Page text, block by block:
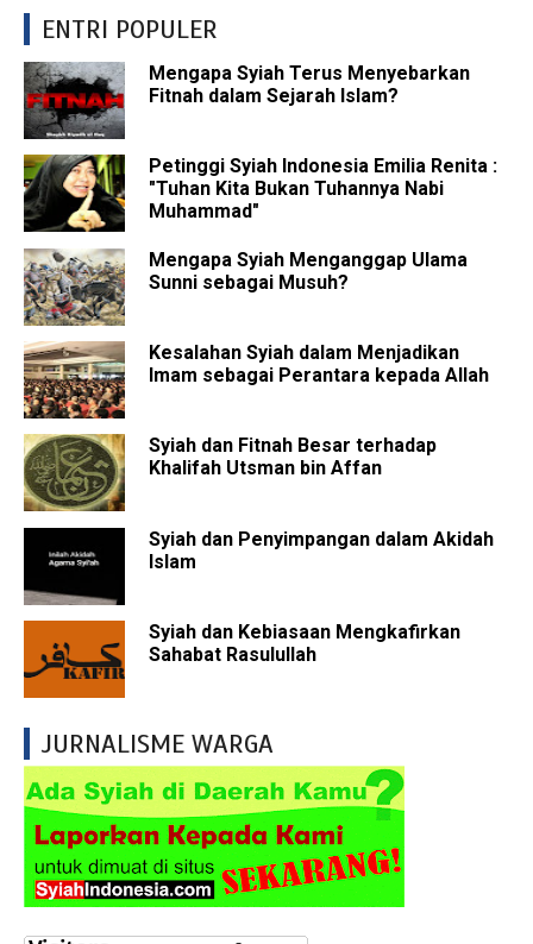
ENTRI POPULER
Mengapa Syiah Terus Menyebarkan
Fitnah dalam Sejarah Islam?
Petinggi Syiah Indonesia Emilia Renita :
"Tuhan Kita Bukan Tuhannya Nabi
Muhammad"
Mengapa Syiah Menganggap Ulama
Sunni sebagai Musuh?
Kesalahan Syiah dalam Menjadikan
Imam sebagai Perantara kepada Allah
Syiah dan Fitnah Besar terhadap
Khalifah Utsman bin Affan
Syiah dan Penyimpangan dalam Akidah
Islam
Syiah dan Kebiasaan Mengkafirkan
Sahabat Rasulullah
JURNALISME WARGA